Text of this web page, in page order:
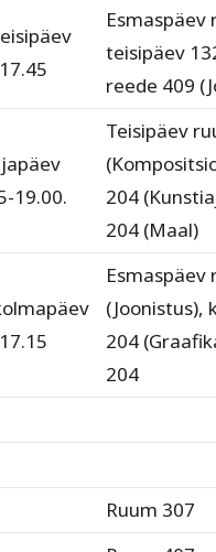
Esmaspäev
teisipäev
reede 409
19.00.
Teisipäev
204
204 (Maal)
Esmaspäev
(Joonistus),
204
204
Ruum 307